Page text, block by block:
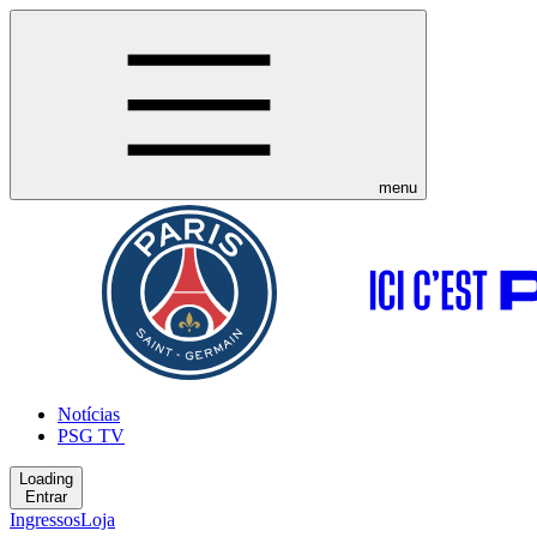
menu
Notícias
PSG TV
Loading
Entrar
IngressosLoja